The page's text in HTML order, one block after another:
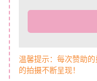
温馨提示：每次赞助
的拍摄不断呈现！